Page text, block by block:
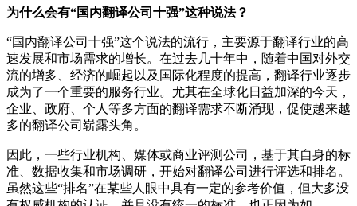
为什么会有“国内翻译公司十强”这种说法？
“国内翻译公司十强”这个说法的流行，主要源于翻译行业的高
速发展和市场需求的增长。在过去几十年中，随着中国对外交
流的增多、经济的崛起以及国际化程度的提高，翻译行业逐步
成为了一个重要的服务行业。尤其在全球化日益加深的今天，
企业、政府、个人等多方面的翻译需求不断涌现，促使越来越
多的翻译公司崭露头角。
因此，一些行业机构、媒体或商业评测公司，基于其自身的标
准、数据收集和市场调研，开始对翻译公司进行评选和排名。
虽然这些“排名”在某些人眼中具有一定的参考价值，但大多没